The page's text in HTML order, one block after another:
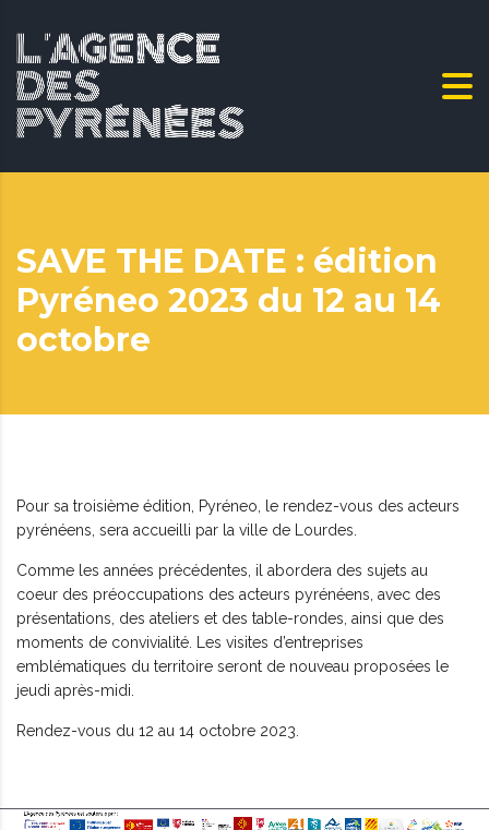
SAVE THE DATE : édition
Pyréneo 2023 du 12 au 14
octobre
Pour sa troisième édition, Pyréneo, le rendez-vous des acteurs
pyrénéens, sera accueilli par la ville de Lourdes.
Comme les années précédentes, il abordera des sujets au
coeur des préoccupations des acteurs pyrénéens, avec des
présentations, des ateliers et des table-rondes, ainsi que des
moments de convivialité. Les visites d’entreprises
emblématiques du territoire seront de nouveau proposées le
jeudi après-midi.
Rendez-vous du 12 au 14 octobre 2023.